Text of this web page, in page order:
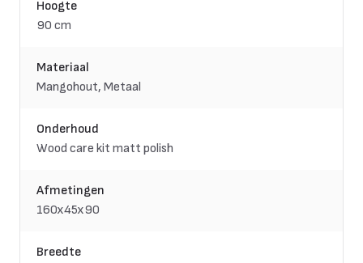
Hoogte
90 cm
Materiaal
Mangohout, Metaal
Onderhoud
Wood care kit matt polish
Afmetingen
160x45x90
Breedte